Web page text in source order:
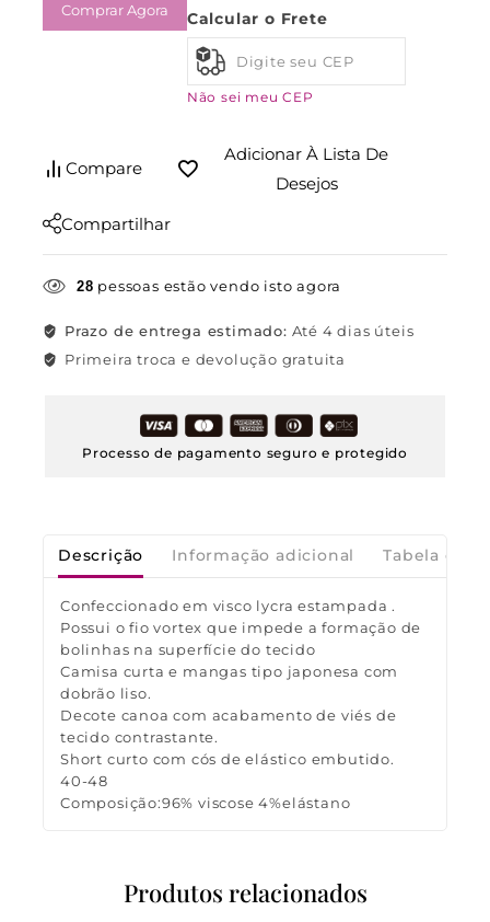
Comprar Agora Calcular o Frete
Não sei meu CEP
Compare
Adicionar À Lista De
Desejos
Compartilhar
28 pessoas estão vendo isto agora
Prazo de entrega estimado: Até 4 dias úteis
Primeira troca e devolução gratuita
Processo de pagamento seguro e protegido
Descrição Informação adicional Tabela de
Confeccionado em visco lycra estampada .
Possui o fio vortex que impede a formação de
bolinhas na superfície do tecido
Camisa curta e mangas tipo japonesa com
dobrão liso.
Decote canoa com acabamento de viés de
tecido contrastante.
Short curto com cós de elástico embutido.
40-48
Composição:96% viscose 4%elástano
Produtos relacionados